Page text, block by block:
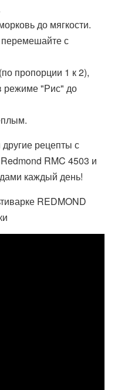
до мягкости.
перемешайте с
пропорции 1 к 2),
режиме "Рис" до
рецепты с
RMC 4503 и
каждый день!
REDMOND